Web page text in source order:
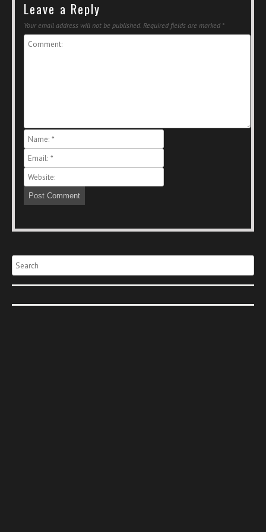
Leave a Reply
Your email address will not be published. Required fields are marked *
Search